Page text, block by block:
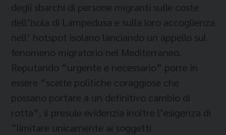
degli sbarchi di persone migranti sulle coste
dell’isola di Lampedusa e sulla loro accoglienza
nell’ hotspot isolano lanciando un appello sul
fenomeno migratorio nel Mediterraneo.
Reputando “urgente e necessario” porre in
essere “scelte politiche coraggiose che
possano portare a un definitivo cambio di
rotta”, il presule evidenzia inoltre l’esigenza di
“limitare unicamente ai soggetti